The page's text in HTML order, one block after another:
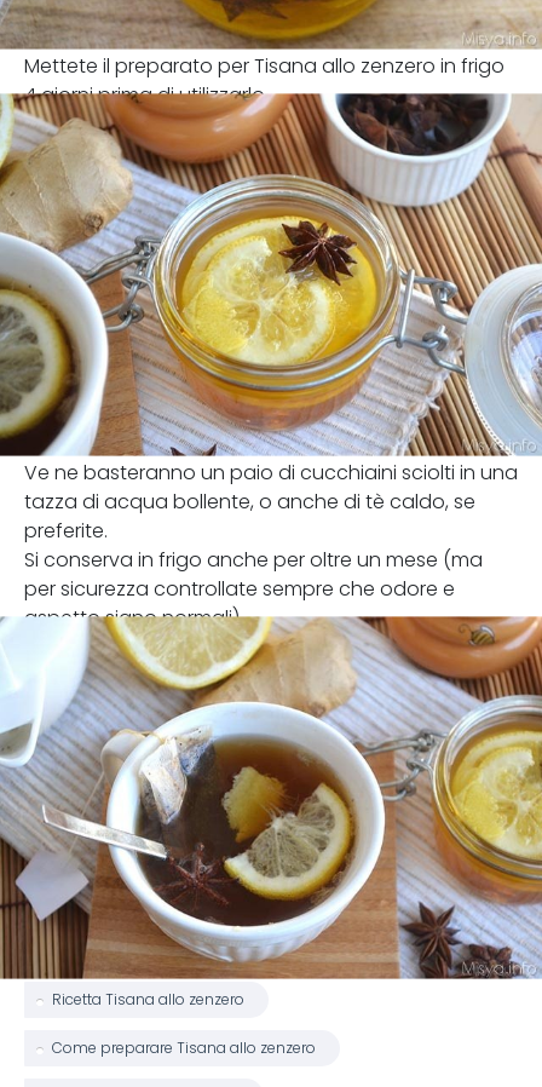
Mettete il preparato per Tisana allo zenzero in frigo
4 giorni prima di utilizzarlo.
Ve ne basteranno un paio di cucchiaini sciolti in una
tazza di acqua bollente, o anche di tè caldo, se
preferite.
Si conserva in frigo anche per oltre un mese (ma
per sicurezza controllate sempre che odore e
aspetto siano normali).
Ricetta Tisana allo zenzero
Come preparare Tisana allo zenzero